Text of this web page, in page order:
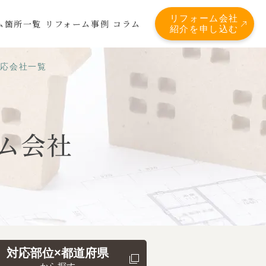
箇所一覧 リフォーム事例 コラム
リフォーム会社
紹介を申し込む
会社一覧
会社
対応部位×都道府県